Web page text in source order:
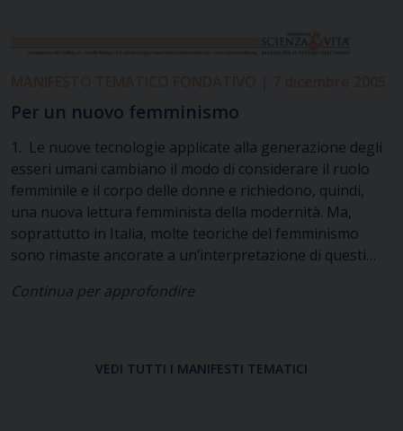
Per un nuovo femminismo
1. Le nuove tecnologie applicate alla generazione degli
esseri umani cambiano il modo di considerare il ruolo
femminile e il corpo delle donne e richiedono, quindi,
una nuova lettura femminista della modernità. Ma,
soprattutto in Italia, molte teoriche del femminismo
sono rimaste ancorate a un’interpretazione di questi
un’idea dell’emancipazione femminile intesa come
oggi posta sul “diritto di aborto” come segno di
Continua per approfondire
VEDI TUTTI I MANIFESTI TEMATICI